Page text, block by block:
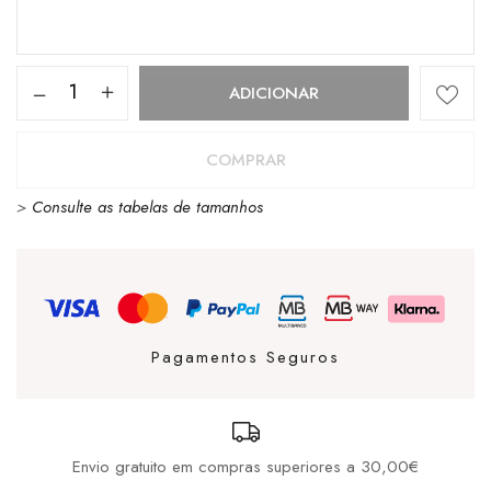
Quantidade
ADD101
ADICIONAR
COMPRAR
> Consulte as tabelas de tamanhos
Pagamentos Seguros
Envio gratuito em compras superiores a 30,00€